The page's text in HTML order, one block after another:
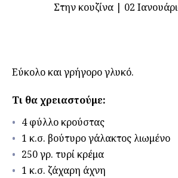
Στην κουζίνα | 02
Εύκολο και γρήγορο γλυκό.
Τι θα χρειαστούμε:
4 φύλλο κρούστας
1 κ.σ. βούτυρο γάλακτος λιωμένο
250 γρ. τυρί κρέμα
1 κ.σ. ζάχαρη άχνη